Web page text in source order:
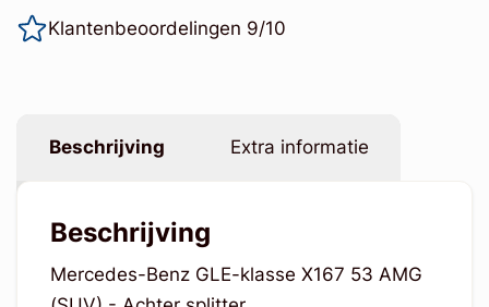
Klantenbeoordelingen 9/10
Beschrijving Extra informatie
Beschrijving
Mercedes-Benz GLE-klasse X167 53 AMG